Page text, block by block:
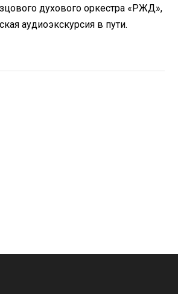
духового оркестра «РЖД»,
аудиоэкскурсия в пути.